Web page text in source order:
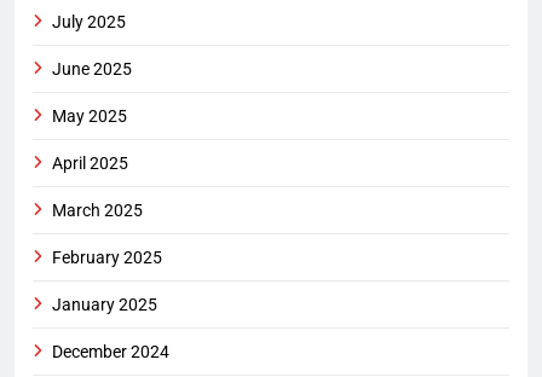
July 2025
June 2025
May 2025
April 2025
March 2025
February 2025
January 2025
December 2024